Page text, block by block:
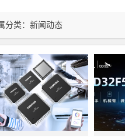
类： 新闻动态